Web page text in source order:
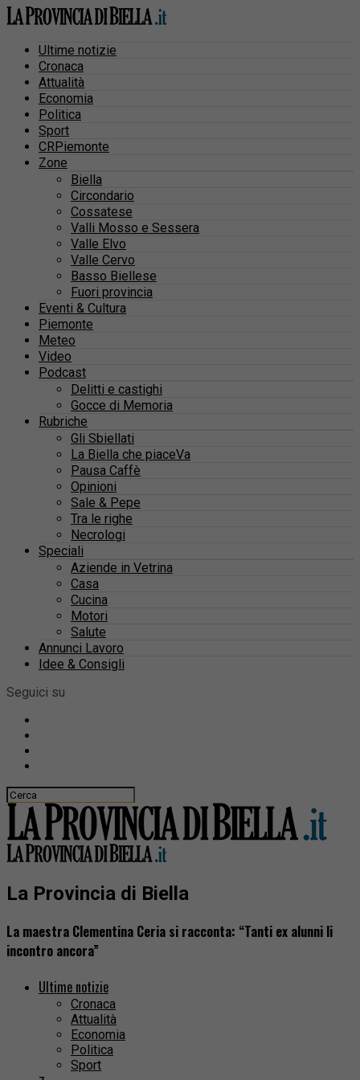
Ultime notizie
Cronaca
Attualità
Economia
Politica
Sport
CRPiemonte
Zone
Biella
Circondario
Cossatese
Valli Mosso e Sessera
Valle Elvo
Valle Cervo
Basso Biellese
Fuori provincia
Eventi & Cultura
Piemonte
Meteo
Video
Podcast
Delitti e castighi
Gocce di Memoria
Rubriche
Gli Sbiellati
La Biella che piaceVa
Pausa Caffè
Opinioni
Sale & Pepe
Tra le righe
Necrologi
Speciali
Aziende in Vetrina
Casa
Cucina
Motori
Salute
Annunci Lavoro
Idee & Consigli
Seguici su
La Provincia di Biella
La maestra Clementina Ceria si racconta: “Tanti ex alunni li
incontro ancora”
Ultime notizie
Cronaca
Attualità
Economia
Politica
Sport